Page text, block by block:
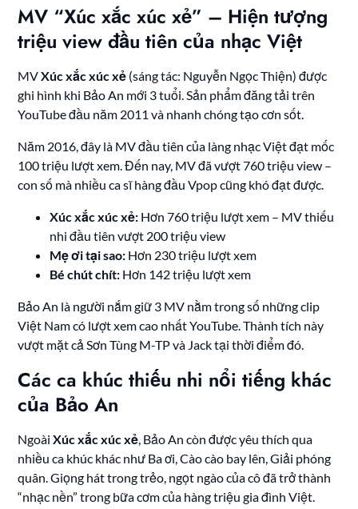
MV “Xúc xắc xúc xẻ” – Hiện tượng
triệu view đầu tiên của nhạc Việt
MVXúc xắc xúc xẻ (sáng tác: Nguyễn Ngọc Thiện) được
ghi hình khi Bảo An mới 3 tuổi. Sản phẩm đăng tải trên
YouTube đầu năm 2011 và nhanh chóng tạo cơn sốt.
Năm 2016, đây là MV đầu tiên của làng nhạc Việt đạt mốc
100 triệu lượt xem. Đến nay, MV đã vượt 760 triệu view –
con số mà nhiều ca sĩ hàng đầu Vpop cũng khó đạt được.
Xúc xắc xúc xẻ: Hơn 760 triệu lượt xem – MV thiếu
nhi đầu tiên vượt 200 triệu view
Mẹ ơi tại sao: Hơn 230 triệu lượt xem
Bé chút chít: Hơn 142 triệu lượt xem
Bảo An là người nắm giữ 3 MV nằm trong số những clip
Việt Nam có lượt xem cao nhất YouTube. Thành tích này
vượt mặt cả Sơn Tùng M-TP và Jack tại thời điểm đó.
Các ca khúc thiếu nhi nổi tiếng khác
của Bảo An
NgoàiXúc xắc xúc xẻ, Bảo An còn được yêu thích qua
nhiều ca khúc khác như Ba ơi, Cào cào bay lên, Giải phóng
quân. Giọng hát trong trẻo, ngọt ngào của cô đã trở thành
“nhạc nền” trong bữa cơm của hàng triệu gia đình Việt.